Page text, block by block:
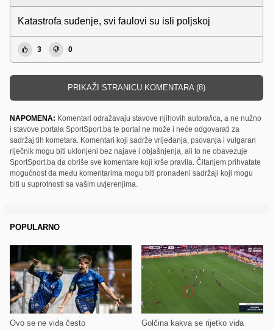
Katastrofa suđenje, svi faulovi su isli poljskoj
3 0
PRIKAŽI STRANICU KOMENTARA (8)
NAPOMENA: Komentari odražavaju stavove njihovih autora/ica, a ne nužno
i stavove portala SportSport.ba te portal ne može i neće odgovarati za
sadržaj tih kometara. Komentari koji sadrže vrijeđanja, psovanja i vulgaran
riječnik mogu biti uklonjeni bez najave i objašnjenja, ali to ne obavezuje
SportSport.ba da obriše sve komentare koji krše pravila. Čitanjem prihvatate
mogućnost da među komentarima mogu biti pronađeni sadržaji koji mogu
biti u suprotnosti sa vašim uvjerenjima.
POPULARNO
Ovo se ne viđa često Golčina kakva se rijetko viđa